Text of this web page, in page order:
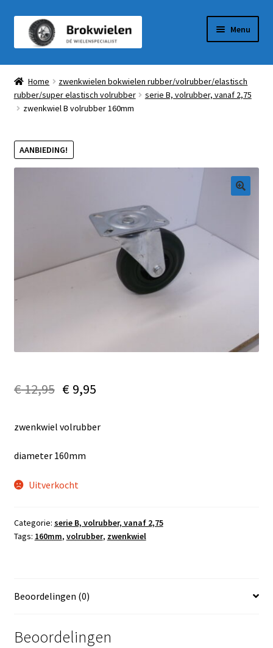
door
navigatie
naar
inhoud
Menu
Winkel
Winkelmandje
Mijn Account
Home
zwenkwielen bokwielen rubber/volrubber/elastisch
rubber/super elastisch volrubber
serie B, volrubber, vanaf 2,75
zwenkwiel B volrubber 160mm
AANBIEDING!
€12,95 € 9,95
zwenkwiel volrubber
diameter 160mm
Uitverkocht
Categorie: serie B, volrubber, vanaf 2,75
Tags: 160mm, volrubber, zwenkwiel
Beoordelingen (0)
Beoordelingen